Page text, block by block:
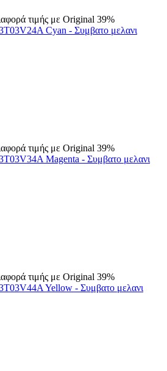
τιμής με Original 39%
Cyan - Συμβατο μελανι
τιμής με Original 39%
Magenta - Συμβατο μελανι
τιμής με Original 39%
Yellow - Συμβατο μελανι